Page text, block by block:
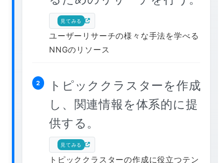
見てみる
ユーザーリサーチの様々な手法を学べる
NNGのリソース
2
トピッククラスターを作成
し、関連情報を体系的に提
供する。
見てみる
トピッククラスターの作成に役立つテン